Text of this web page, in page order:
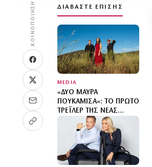
ΚΟΙΝΟΠΟΊΗΣΗ ΔΙΑΒΆΣΤΕ ΕΠΊΣΗΣ
MEDIA
«ΔΎΟ ΜΑΎΡΑ
ΠΟΥΚΆΜΙΣΑ»: ΤΟ ΠΡΏΤΟ
ΤΡΈΙΛΕΡ ΤΗΣ ΝΈΑΣ
ΔΡΑΜΑΤΙΚΉΣ ΣΕΙΡΆΣ ΤΟΥ
MEGA ΚΥΚΛΟΦΌΡΗΣΕ